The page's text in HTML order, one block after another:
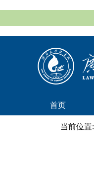
首页
当前位置: